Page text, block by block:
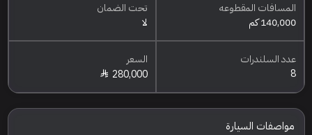
المسافات المقطوعه
140,000 كم
تحت الضمان
لا
عدد السلندرات
8
السعر
280,000
مواصفات السيارة